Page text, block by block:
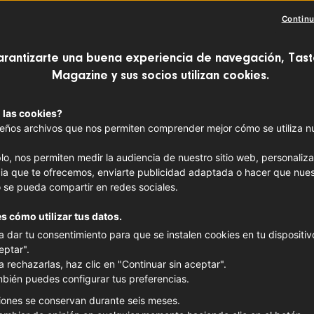
los secretos del paté, la terrina, la
! Prepárate para una aventura
de las etiquetas y de las deliciosas
de la gastronomía francesa.
una buena experiencia de navegación,
Magazine y sus socios utilizan cookies.
las cookies?
archivos que nos permiten comprender mejor cómo se utiliza
nos permiten medir la audiencia de nuestro sitio web,
que te ofrecemos, enviarte publicidad adaptada o hacer que
pueda compartir en redes sociales.
cómo utilizar tus datos.
dar tu consentimiento para que se instalen cookies en tu
rechazarlas, haz clic en "Continuar sin aceptar".
puedes configurar tus preferencias.
se conservan durante seis meses.